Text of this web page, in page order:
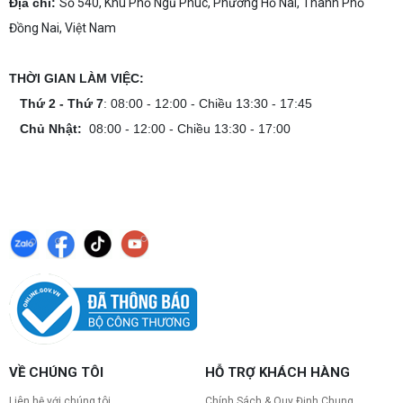
phá ngay địa chỉ tư vấn và lắp đặt dàn PC chơi
phù hợp, đảm bảo hệ thống vận hành ổn định và
copy nhanh.
tăng hiệu năng tối đa? Xem ngay thứ tự ưu tiên
nâng cấp linh kiện PC chi tiết trong bài viết này!
nhân và Cách khắc phục
Tình trạng PC gaming nóng quạt kêu to khiến
Đồng Nai, Việt Nam
THỜI GIAN LÀM VIỆC:
Thứ 2 - Thứ 7: 08:00 - 12:00 - Chiều 13:30 - 17:45
Chủ Nhật: 08:00 - 12:00 - Chiều 13:30 - 17:00
VỀ CHÚNG TÔI HỖ TRỢ KHÁCH HÀNG